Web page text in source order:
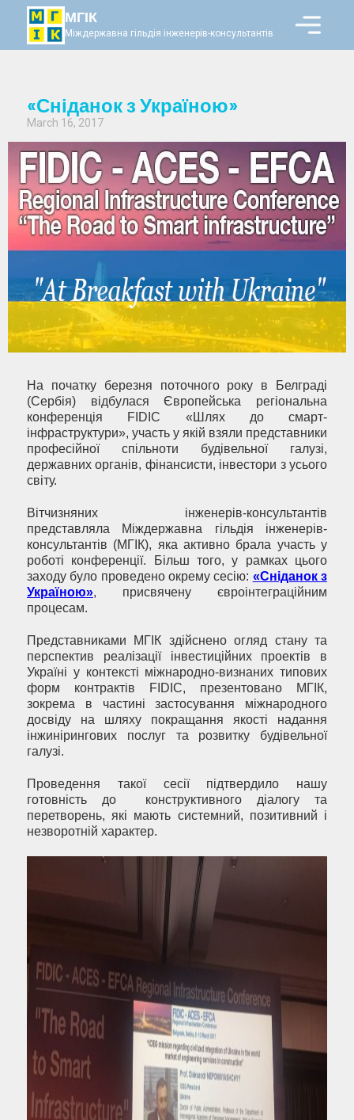
МГІК
Міждержавна гільдія інженерів-консультантів
«Сніданок з Україною»
March 16, 2017
На початку березня поточного року в Белграді
(Сербія) відбулася Європейська регіональна
конференція FIDIC «Шлях до смарт-
інфраструктури», участь у якій взяли представники
професійної спільноти будівельної галузі,
державних органів, фінансисти, інвестори з усього
світу.
Вітчизняних інженерів-консультантів
представляла Міждержавна гільдія інженерів-
консультантів (МГІК), яка активно брала участь у
роботі конференції. Більш того, у рамках цього
заходу було проведено окрему сесію: «Сніданок з
Україною», присвячену євроінтеграційним
процесам.
Представниками МГІК здійснено огляд стану та
перспектив реалізації інвестиційних проектів в
Україні у контексті міжнародно-визнаних типових
форм контрактів FIDIC, презентовано МГІК,
зокрема в частині застосування міжнародного
досвіду на шляху покращання якості надання
інжинірингових послуг та розвитку будівельної
галузі.
Проведення такої сесії підтвердило нашу
готовність до конструктивного діалогу та
перетворень, які мають системний, позитивний і
незворотній характер.